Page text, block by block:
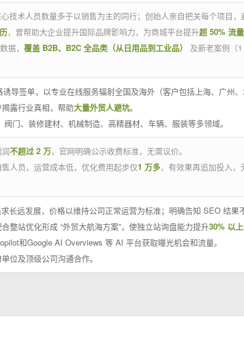
技术人员数量多于以销售为主的同行；创始人亲自把关每个项目，
，曾帮助大企业提升国际品牌影响力，为商城平台提升超 50% 流
据， 覆盖 B2B、B2C 全品类（从日用品到工业品）
及新老案例（
导签单，以专业在线服务辐射全国及海外（客户包括上海、广州
露行业真相，帮助大量外贸人避坑。
门、装修建材、机械制造、高精器材、车辆、服装等多领域。
不超过 2 万，官网明确公示收费标准，无需议价。
人员，运营成本低，优化费用起步仅1 万多，有效果再追加投入
求长远发展，价格以维持公司正常运营为标准；明确告知 SEO 结果
整站优化形成 “外贸大航海方案”，使独立站询盘能力提升30% 以上
和Google AI Overviews 等 AI 平台获取曝光机会和流量。
位及顶级公司沟通合作。